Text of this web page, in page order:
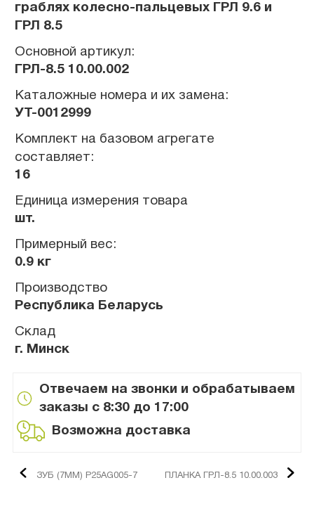
граблях колесно-пальцевых ГРЛ 9.6 и
ГРЛ 8.5
Основной артикул:
ГРЛ-8.5 10.00.002
Каталожные номера и их замена:
УТ-0012999
Комплект на базовом агрегате
составляет:
16
Единица измерения товара
шт.
Примерный вес:
0.9 кг
Производство
Республика Беларусь
Склад
г. Минск
Отвечаем на звонки и обрабатываем
заказы с 8:30 до 17:00
Возможна доставка
ЗУБ (7ММ) P25AG005-7 ПЛАНКА ГРЛ-8.5 10.00.003